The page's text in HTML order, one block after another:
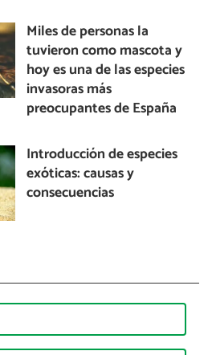
Miles de personas la
tuvieron como mascota y
hoy es una de las especies
invasoras más
preocupantes de España
Introducción de especies
exóticas: causas y
consecuencias